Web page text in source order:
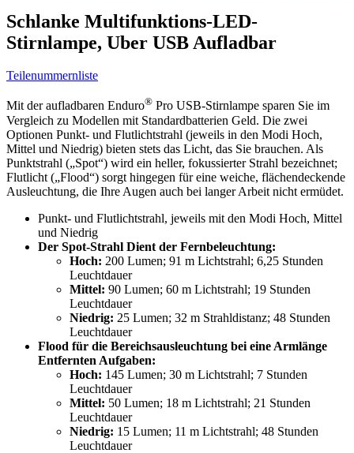
Schlanke Multifunktions-LED-
Stirnlampe, Uber USB Aufladbar
Teilenummernliste
Mit der aufladbaren Enduro® Pro USB-Stirnlampe sparen Sie im
Vergleich zu Modellen mit Standardbatterien Geld. Die zwei
Optionen Punkt- und Flutlichtstrahl (jeweils in den Modi Hoch,
Mittel und Niedrig) bieten stets das Licht, das Sie brauchen. Als
Punktstrahl („Spot“) wird ein heller, fokussierter Strahl bezeichnet;
Flutlicht („Flood“) sorgt hingegen für eine weiche, flächendeckende
Ausleuchtung, die Ihre Augen auch bei langer Arbeit nicht ermüdet.
Punkt- und Flutlichtstrahl, jeweils mit den Modi Hoch, Mittel
und Niedrig
Der Spot-Strahl Dient der Fernbeleuchtung:
Hoch: 200 Lumen; 91 m Lichtstrahl; 6,25 Stunden
Leuchtdauer
Mittel: 90 Lumen; 60 m Lichtstrahl; 19 Stunden
Leuchtdauer
Niedrig: 25 Lumen; 32 m Strahldistanz; 48 Stunden
Leuchtdauer
Flood für die Bereichsausleuchtung bei eine Armlänge
Entfernten Aufgaben:
Hoch: 145 Lumen; 30 m Lichtstrahl; 7 Stunden
Leuchtdauer
Mittel: 50 Lumen; 18 m Lichtstrahl; 21 Stunden
Leuchtdauer
Niedrig: 15 Lumen; 11 m Lichtstrahl; 48 Stunden
Leuchtdauer